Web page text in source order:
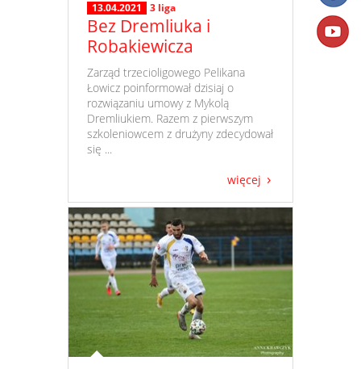
13.04.2021 3 liga
Bez Dremliuka i
Robakiewicza
​ Zarząd trzecioligowego Pelikana
Łowicz poinformował dzisiaj o
rozwiązaniu umowy z Mykolą
Dremliukiem. Razem z pierwszym
szkoleniowcem z drużyny zdecydował
się ...
więcej